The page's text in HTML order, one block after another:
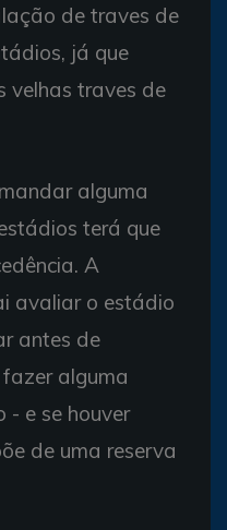
de traves de
já que
velhas traves de
alguma
terá que
A
avaliar o estádio
antes de
alguma
e se houver
de uma reserva